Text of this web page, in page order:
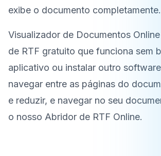
exibe o documento completamente.
Visualizador de Documentos
de RTF gratuito que funciona sem
aplicativo ou instalar outro
navegar entre as páginas do
e reduzir, e navegar no seu
o nosso Abridor de RTF Online.